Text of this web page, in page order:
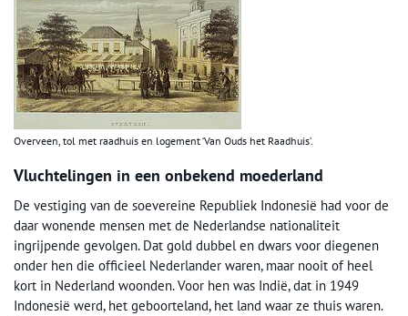
Overveen, tol met raadhuis en logement ‘Van Ouds het Raadhuis’.
Vluchtelingen in een onbekend moederland
De vestiging van de soevereine Republiek Indonesië had voor de
daar wonende mensen met de Nederlandse nationaliteit
ingrijpende gevolgen. Dat gold dubbel en dwars voor diegenen
onder hen die officieel Nederlander waren, maar nooit of heel
kort in Nederland woonden. Voor hen was Indië, dat in 1949
Indonesië werd, het geboorteland, het land waar ze thuis waren.